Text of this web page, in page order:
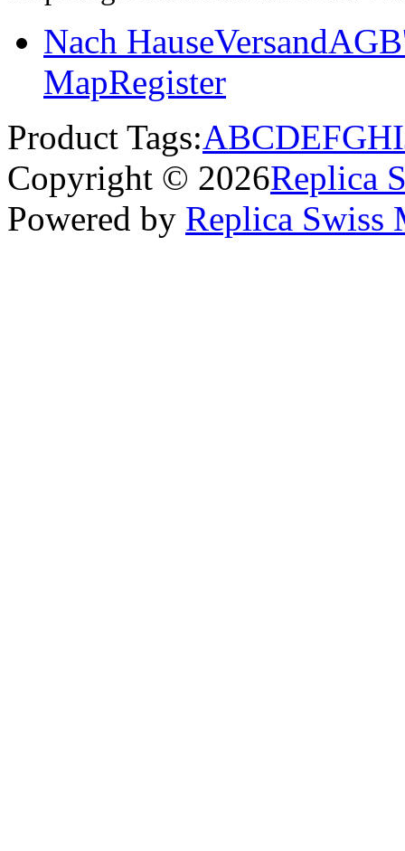
Nach HauseVersand
MapRegister
Product Tags:ABCDEFGHI
Copyright © 2026Replica
Powered by Replica Swiss